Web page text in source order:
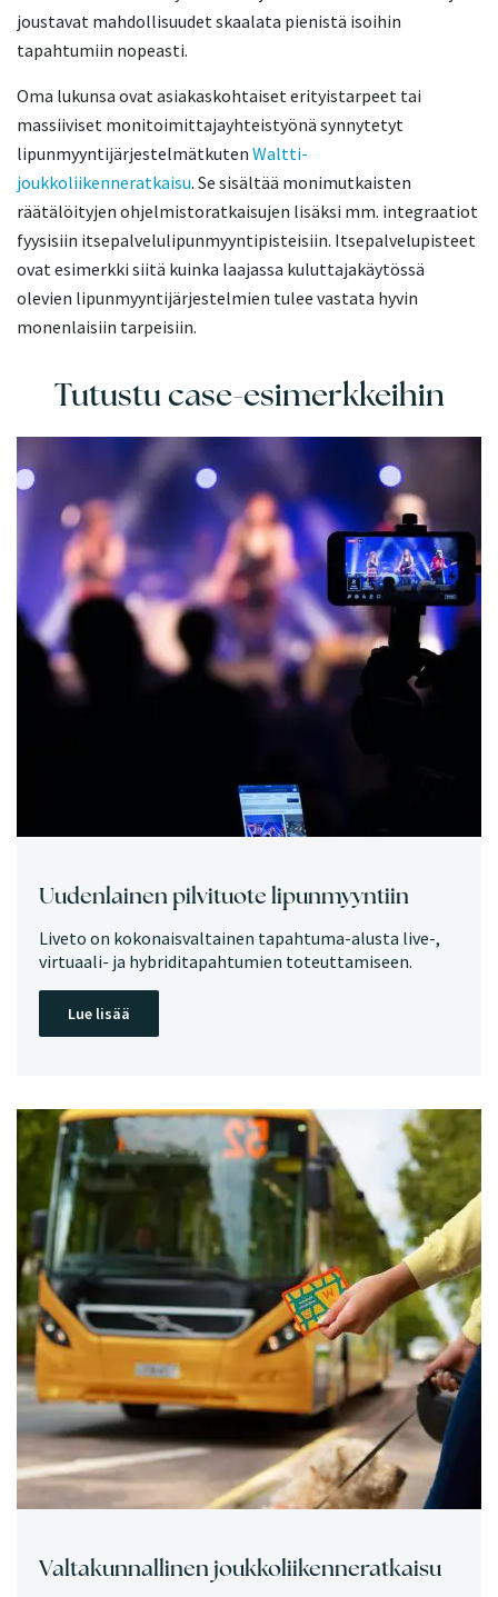
joustavat mahdollisuudet skaalata pienistä isoihin
tapahtumiin nopeasti.
Oma lukunsa ovat asiakaskohtaiset erityistarpeet tai
massiiviset monitoimittajayhteistyönä synnytetyt
lipunmyyntijärjestelmätkuten Waltti-
joukkoliikenneratkaisu. Se sisältää monimutkaisten
räätälöityjen ohjelmistoratkaisujen lisäksi mm. integraatiot
fyysisiin itsepalvelulipunmyyntipisteisiin. Itsepalvelupisteet
ovat esimerkki siitä kuinka laajassa kuluttajakäytössä
olevien lipunmyyntijärjestelmien tulee vastata hyvin
monenlaisiin tarpeisiin.
Tutustu case-esimerkkeihin
Uudenlainen pilvituote lipunmyyntiin
Liveto on kokonaisvaltainen tapahtuma-alusta live-,
virtuaali- ja hybriditapahtumien toteuttamiseen.
Lue lisää
Valtakunnallinen joukkoliikenneratkaisu